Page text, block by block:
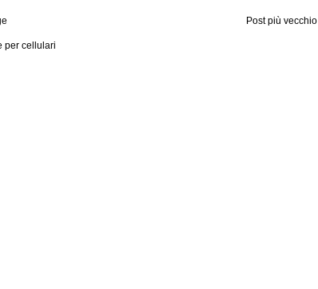
Post più vecchio
per cellulari